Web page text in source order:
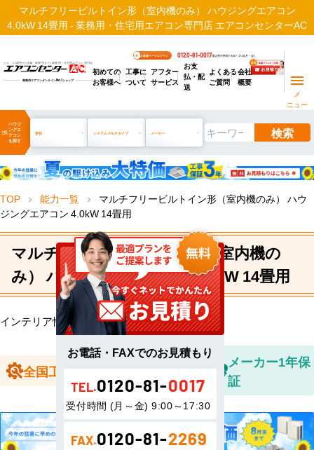
マルチフリービルトイン形（室内機のみ） ハウジングエアコン
4.0kW 14畳用 - 業務用・住宅用エアコン専門店 エアコンセンターAC
ビル・工場用から店舗・事務所まで | 業務用・住宅用エアコン専門店
業務用エアコンオンラインNo.1ショップ
お客様ページログイン 0120-81-0017電話受付時間 / 9:00～17:30(月～金)
初めての
お客様へ
工事に
ついて
アフター
サービス
お支
払・配
送
よくある
ご質問
会社
概要
メ
ニュー
manage_search
ハウジ
ングエ
アコン
を探す
形状 システムマルチタイプ メーカー 検索
TOP chevron_right 能力一覧 chevron_right
マルチフリービルトイン形（室内機のみ） ハウ
ジングエアコン 4.0kW 14畳用
マルチフリービルトイン形（室内機の
み） ハウジングエアコン 4.0kW 14畳用
インテリア性の高いダクト空調タイプです
全国工事対応
全国送料無
料
メーカー1年保
証
お電話・FAXでのお見積もり
TEL.0120-81-0017
受付時間 (月～金) 9:00～17:30
FAX.0120-81-2269